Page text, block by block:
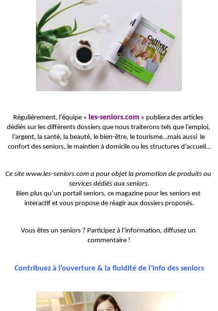
Régulièrement, l’équipe « les-seniors.com » publiera des articles
dédiés sur les différents dossiers que nous traiterons tels que l’emploi,
l’argent, la santé, la beauté, le bien-être, le tourisme…mais aussi  le
confort des seniors, le maintien à domicile ou les structures d’accueil…
Ce site www.les-seniors.com a pour objet la promotion de produits ou
services dédiés aux seniors.
Bien plus qu’un portail seniors, ce magazine pour les seniors est
interactif et vous propose de réagir aux dossiers proposés.
Vous êtes un seniors ? Participez à l’information, diffusez un
commentaire !
Contribuez à l’ouverture & la fluidité de l’info des seniors